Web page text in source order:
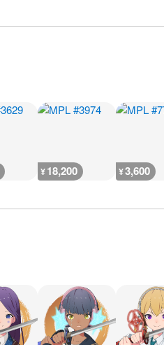
¥18,200 ¥3,600